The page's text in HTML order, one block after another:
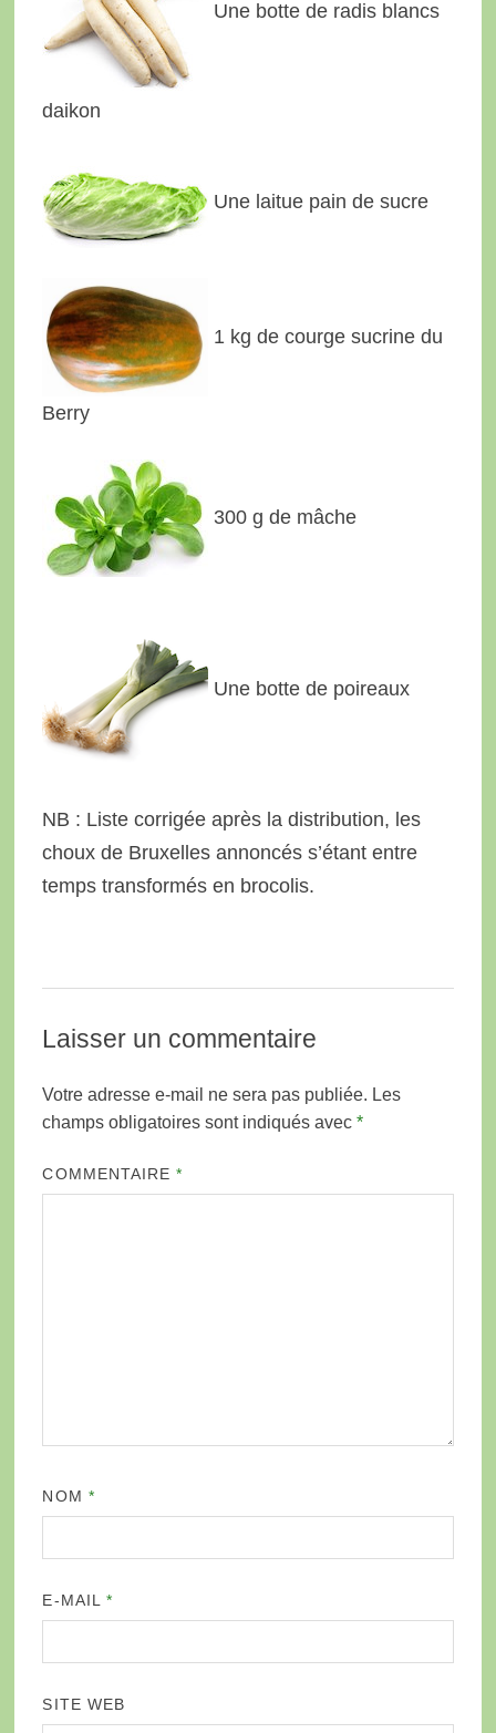
Une botte de radis blancs
daikon
Une laitue pain de sucre
1 kg de courge sucrine du
Berry
300 g de mâche
Une botte de poireaux
NB : Liste corrigée après la distribution, les
choux de Bruxelles annoncés s’étant entre
temps transformés en brocolis.
Laisser un commentaire
Votre adresse e-mail ne sera pas publiée. Les
champs obligatoires sont indiqués avec*
COMMENTAIRE*
NOM *
E-MAIL *
SITE WEB